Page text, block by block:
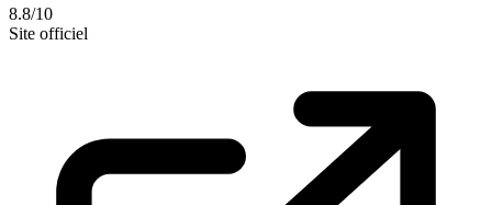
8.8/10
Site officiel